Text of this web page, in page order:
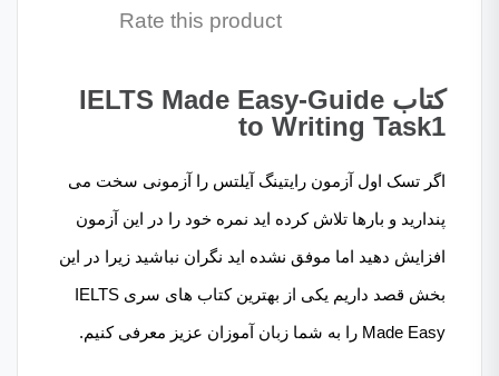
Rate this product
کتاب IELTS Made Easy-Guide
to Writing Task1
اگر تسک اول آزمون رایتینگ آیلتس را آزمونی سخت می
پندارید و بارها تلاش کرده اید نمره خود را در این آزمون
افزایش دهید اما موفق نشده اید نگران نباشید زیرا در این
بخش قصد داریم یکی از بهترین کتاب های سری IELTS
Made Easy را به شما زبان آموزان عزیز معرفی کنیم.